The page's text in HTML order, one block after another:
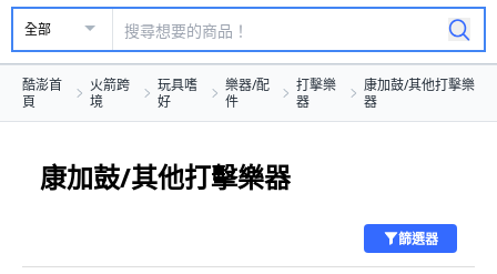
全部
酷澎首
頁
火箭跨
境
玩具嗜
好
樂器/配
件
打擊樂
器
康加鼓/其他打擊樂
器
康加鼓/其他打擊樂器
篩選器